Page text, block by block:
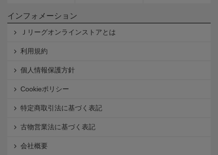
インフォメーション
Ｊリーグオンラインストアとは
利用規約
個人情報保護方針
Cookieポリシー
特定商取引法に基づく表記
古物営業法に基づく表記
会社概要